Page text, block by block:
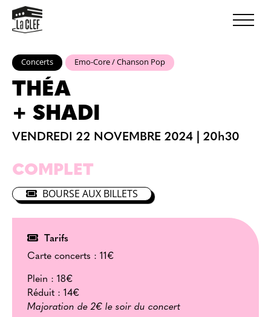
Concerts Emo-Core / Chanson Pop
THÉA
SHADI
VENDREDI 22 NOVEMBRE 2024 20h30
COMPLET
BOURSE AUX BILLETS
Tarifs
Carte concerts : 11€
Plein : 18€
Réduit : 14€
Majoration de 2€ le soir du concert